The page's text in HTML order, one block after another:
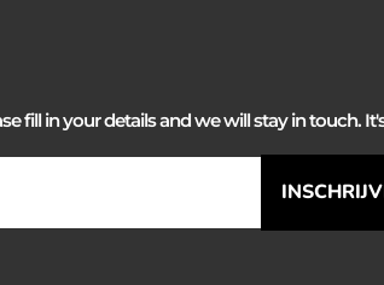
fill in your details and we will stay in touch.